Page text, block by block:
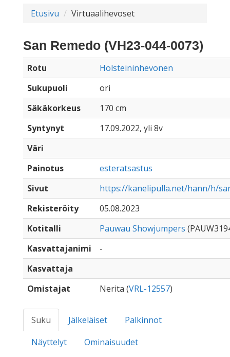
Etusivu Virtuaalihevoset
San Remedo (VH23-044-0073)
Rotu
Holsteininhevonen
Sukupuoli
ori
Säkäkorkeus
170 cm
Syntynyt
17.09.2022, yli 8v
Väri
Painotus
esteratsastus
Sivut
https://kanelipulla.net/hann/h/
Rekisteröity
05.08.2023
Kotitalli
Pauwau Showjumpers
Kasvattajanimi
-
Kasvattaja
Omistajat
Nerita (VRL-12557)
Suku Jälkeläiset
Palkinnot
Näyttelyt
Ominaisuudet